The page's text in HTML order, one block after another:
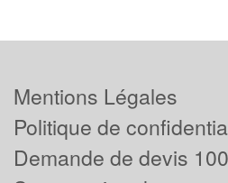
Mentions Légales
Politique de
Demande de devis